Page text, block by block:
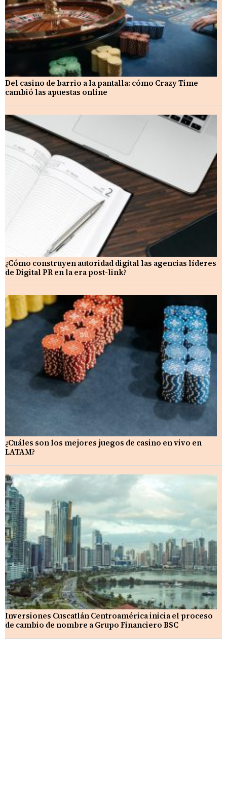
Del casino de barrio a la pantalla: cómo Crazy Time
cambió las apuestas online
¿Cómo construyen autoridad digital las agencias líderes
de Digital PR en la era post-link?
¿Cuáles son los mejores juegos de casino en vivo en
LATAM?
Inversiones Cuscatlán Centroamérica inicia el proceso
de cambio de nombre a Grupo Financiero BSC